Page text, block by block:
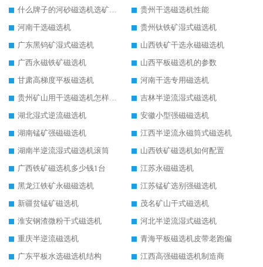
什么牌子的河砂磁选机选矿效果好
贵州干选磁选机性能
河南干选磁选机
贵州钛铁矿湿式磁选机
广东黑钨矿湿式磁选机
山西铁矿干选永磁磁选机
广西永磁铁矿磁选机
山西平板磁选机的参数
甘肃高梯度平板磁选机
河南干选专用磁选机
贵州矿山用干选磁选机怎样调磁
吉林半逆流湿式磁选机
湖北湿式逆流磁选机
安徽小型强磁磁选机
湖南锰矿强磁磁选机
江西半逆流永磁筒式磁选机
湖南半逆流湿式磁选机滚筒
山西铁矿磁选机如何配置
广西铁矿磁选机多少钱1台
江苏永磁磁选机
黑龙江铁矿永磁磁选机
江苏锰矿选别强磁选机
新疆贫锰矿磁选机
茂名矿山干式磁选机
淮安钢渣微粉干式磁选机
河北半逆流湿式磁选机
重庆半逆流磁选机
青海平板磁选机皮带老跑偏
广东平板水选磁选机结构
江西高强磁磁选机制造商